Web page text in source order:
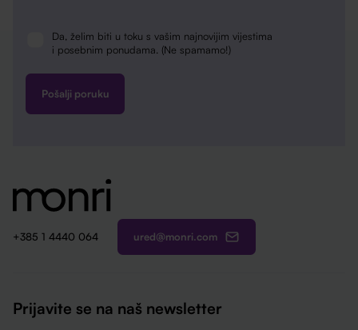
Newsletter
Da, želim biti u toku s vašim najnovijim vijestima
i posebnim ponudama. (Ne spamamo!)
+385 1 4440 064 ured@monri.com
Prijavite se na naš newsletter